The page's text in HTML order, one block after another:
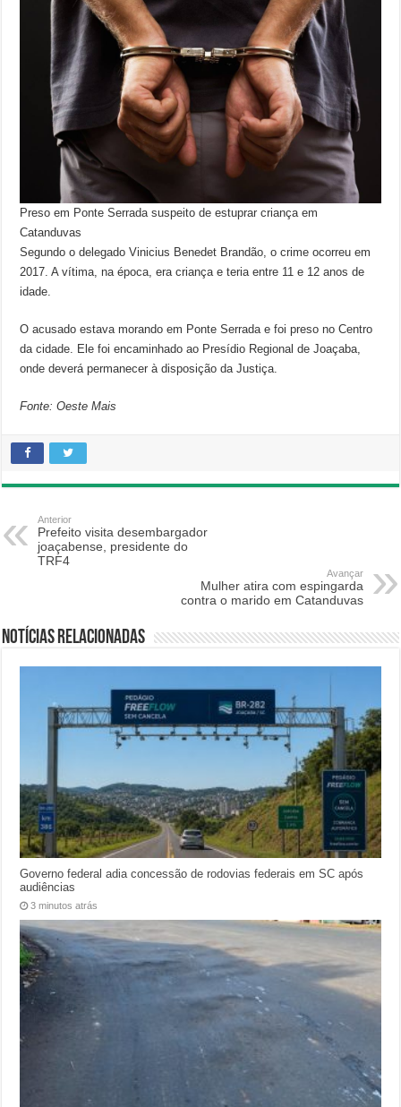
Preso em Ponte Serrada suspeito de estuprar criança em
Catanduvas
Segundo o delegado Vinicius Benedet Brandão, o crime ocorreu em
2017. A vítima, na época, era criança e teria entre 11 e 12 anos de
idade.
O acusado estava morando em Ponte Serrada e foi preso no Centro
da cidade. Ele foi encaminhado ao Presídio Regional de Joaçaba,
onde deverá permanecer à disposição da Justiça.
Fonte: Oeste Mais
Anterior
Prefeito visita desembargador
joaçabense, presidente do
TRF4
Avançar
Mulher atira com espingarda
contra o marido em Catanduvas
Notícias relacionadas
Governo federal adia concessão de rodovias federais em SC após
audiências
3 minutos atrás